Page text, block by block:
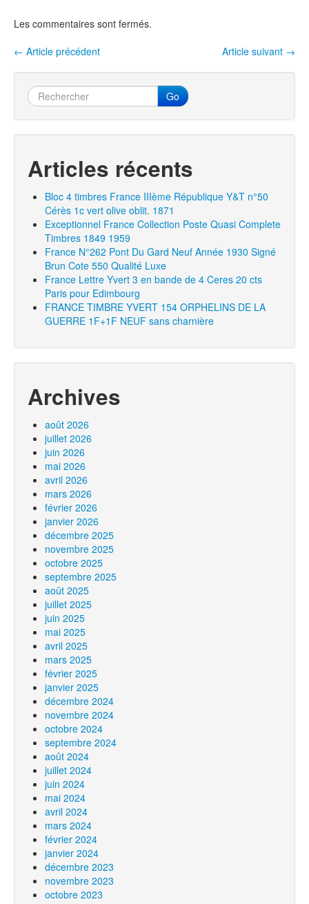
o
o
k
Les commentaires sont fermés.
Navigation entre les articles
Article suivant →
← Article précédent
Go
Articles récents
Bloc 4 timbres France IIIème République Y&T n°50
Cérès 1c vert olive oblit. 1871
Exceptionnel France Collection Poste Quasi Complete
Timbres 1849 1959
France N°262 Pont Du Gard Neuf Année 1930 Signé
Brun Cote 550 Qualité Luxe
France Lettre Yvert 3 en bande de 4 Ceres 20 cts
Paris pour Edimbourg
FRANCE TIMBRE YVERT 154 ORPHELINS DE LA
GUERRE 1F+1F NEUF sans charnière
Archives
août 2026
juillet 2026
juin 2026
mai 2026
avril 2026
mars 2026
février 2026
janvier 2026
décembre 2025
novembre 2025
octobre 2025
septembre 2025
août 2025
juillet 2025
juin 2025
mai 2025
avril 2025
mars 2025
février 2025
janvier 2025
décembre 2024
novembre 2024
octobre 2024
septembre 2024
août 2024
juillet 2024
juin 2024
mai 2024
avril 2024
mars 2024
février 2024
janvier 2024
décembre 2023
novembre 2023
octobre 2023